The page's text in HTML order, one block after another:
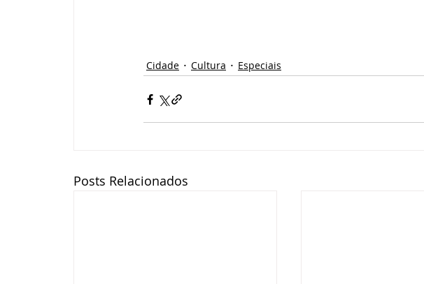
Cidade Cultura Especiais
Posts Relacionados